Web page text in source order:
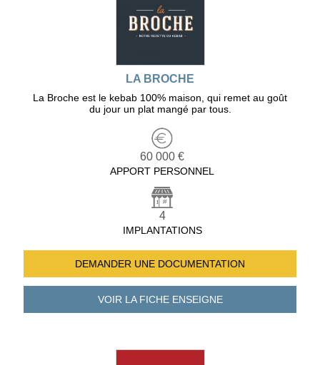
LA BROCHE
La Broche est le kebab 100% maison, qui remet au goût
du jour un plat mangé par tous.
60 000 €
APPORT PERSONNEL
4
IMPLANTATIONS
DEMANDER UNE DOCUMENTATION
VOIR LA FICHEENSEIGNE